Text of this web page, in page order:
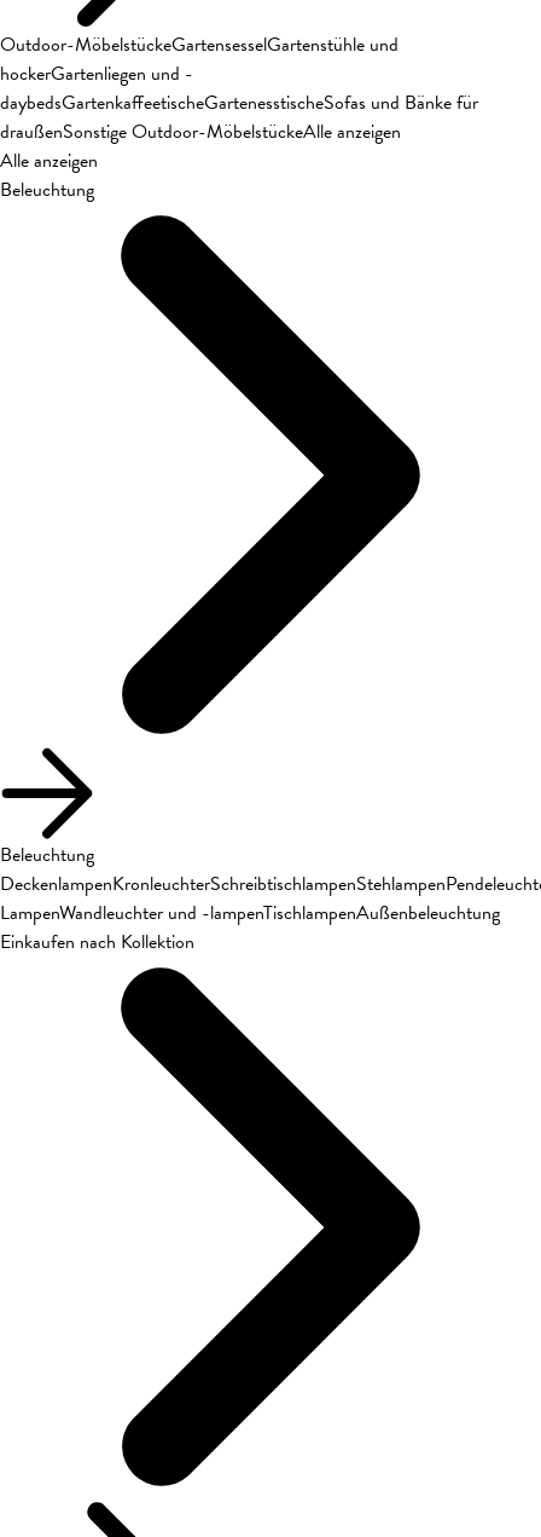
Outdoor-MöbelstückeGartensesselGartenstühle und
hockerGartenliegen und -
daybedsGartenkaffeetischeGartenesstischeSofas und Bänke für
draußenSonstige Outdoor-MöbelstückeAlle anzeigen
Alle anzeigen
Beleuchtung
Beleuchtung
DeckenlampenKronleuchterSchreibtischlampenStehlampen
LampenWandleuchter und -lampenTischlampenAußenbeleuchtung
Einkaufen nach Kollektion